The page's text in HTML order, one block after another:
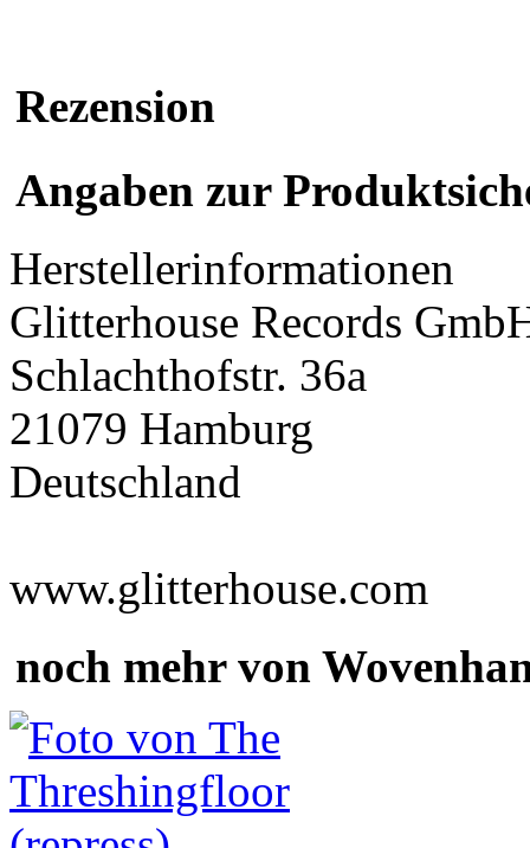
Rezension
Angaben zur
Herstellerinformationen
Glitterhouse Records
Schlachthofstr. 36a
21079 Hamburg
Deutschland
www.glitterhouse.com
noch mehr von